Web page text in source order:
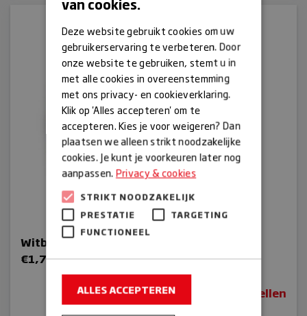
Witbrood gesneden
€1,70-€3,25Prijsklasse:
€1,70
tot
€3,25
Bestellen
van cookies.
Deze website gebruikt cookies om uw
gebruikerservaring te verbeteren. Door
onze website te gebruiken, stemt u in
met alle cookies in overeenstemming
met ons privacy- en cookieverklaring.
Klik op 'Alles accepteren' om te
accepteren. Kies je voor weigeren? Dan
plaatsen we alleen strikt noodzakelijke
cookies. Je kunt je voorkeuren later nog
aanpassen.Privacy & cookies
STRIKT NOODZAKELIJK
PRESTATIE
TARGETING
FUNCTIONEEL
ALLES ACCEPTEREN